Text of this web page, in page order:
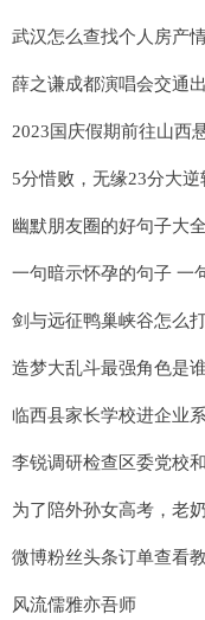
武汉怎么查找个人房产
2023国庆假期前往山西
幽默朋友圈的好句子大
一句暗示怀孕的句子 一
造梦大乱斗最强角色是
李锐调研检查区委党校
为了陪外孙女高考，老
微博粉丝头条订单查看
风流儒雅亦吾师